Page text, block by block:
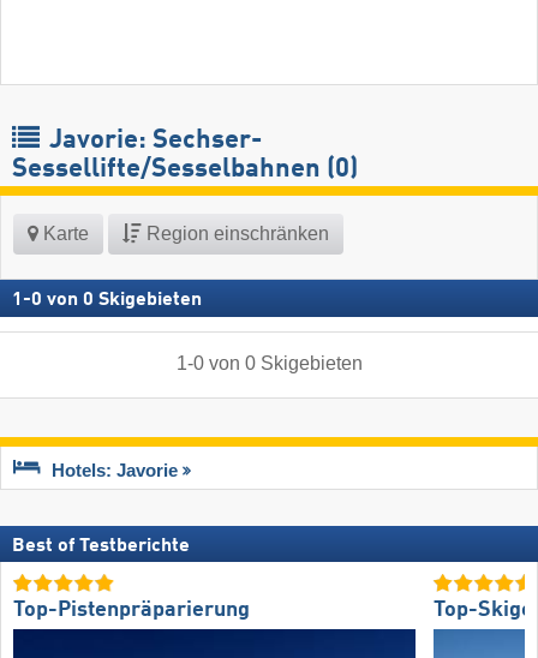
Javorie: Sechser-
Sessellifte/Sesselbahnen (0)
Karte Region einschränken
1 -0 von 0 Skigebieten
1-0von 0 Skigebieten
Hotels: Javorie
Best of Testberichte
Top-Pistenpräparierung Top-